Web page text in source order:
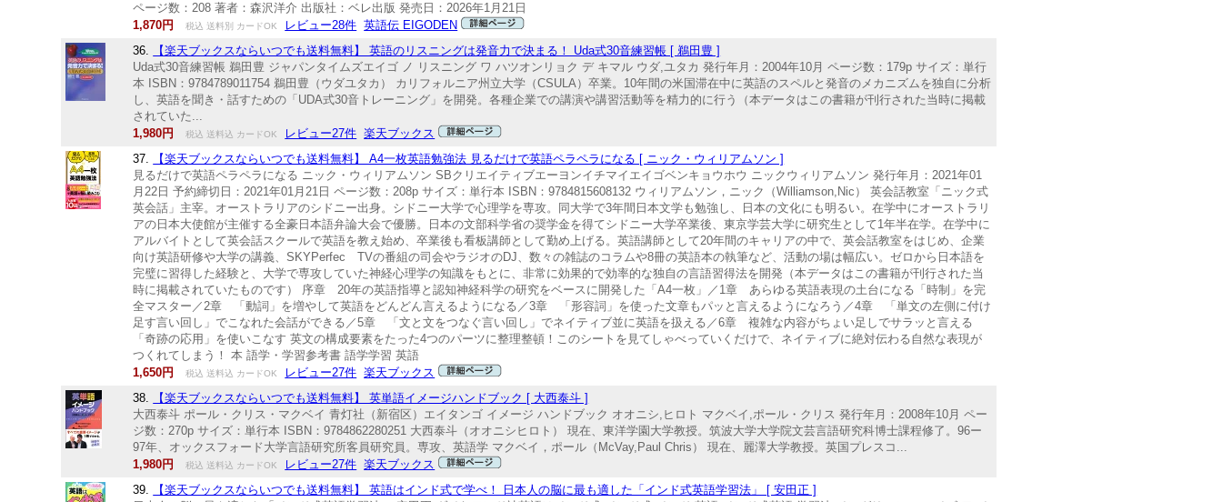
ページ数：208 著者：森沢洋介 出版社：ベレ出版 発売日：2026年1月21日
1,870円
税込 送料別 カードOK レビュー28件 英語伝 EIGODEN
36.
【楽天ブックスならいつでも送料無料】 英語のリスニングは発音力で決まる！ Uda式30音練習帳 [ 鵜田豊 ]
Uda式30音練習帳 鵜田豊 ジャパンタイムズエイゴ ノ リスニング ワ ハツオンリョク デ キマル ウダ,ユタカ 発行年月：2004年10月 ページ数：179p サイズ：単行
本 ISBN：9784789011754 鵜田豊（ウダユタカ） カリフォルニア州立大学（CSULA）卒業。10年間の米国滞在中に英語のスペルと発音のメカニズムを独自に分析
し、英語を聞き・話すための「UDA式30音トレーニング」を開発。各種企業での講演や講習活動等を精力的に行う（本データはこの書籍が刊行された当時に掲載
されていた...
1,980円
税込 送料込 カードOK レビュー27件 楽天ブックス
37.
【楽天ブックスならいつでも送料無料】 A4一枚英語勉強法 見るだけで英語ペラペラになる [ ニック・ウィリアムソン ]
見るだけで英語ペラペラになる ニック・ウィリアムソン SBクリエイティブエーヨンイチマイエイゴベンキョウホウ ニックウィリアムソン 発行年月：2021年01
月22日 予約締切日：2021年01月21日 ページ数：208p サイズ：単行本 ISBN：9784815608132 ウィリアムソン，ニック（Williamson,Nic） 英会話教室「ニック式
英会話」主宰。オーストラリアのシドニー出身。シドニー大学で心理学を専攻。同大学で3年間日本文学も勉強し、日本の文化にも明るい。在学中にオーストラリ
アの日本大使館が主催する全豪日本語弁論大会で優勝。日本の文部科学省の奨学金を得てシドニー大学卒業後、東京学芸大学に研究生として1年半在学。在学中に
アルバイトとして英会話スクールで英語を教え始め、卒業後も看板講師として勤め上げる。英語講師として20年間のキャリアの中で、英会話教室をはじめ、企業
向け英語研修や大学の講義、SKYPerfec TVの番組の司会やラジオのDJ、数々の雑誌のコラムや8冊の英語本の執筆など、活動の場は幅広い。ゼロから日本語を
完璧に習得した経験と、大学で専攻していた神経心理学の知識をもとに、非常に効果的で効率的な独自の言語習得法を開発（本データはこの書籍が刊行された当
時に掲載されていたものです） 序章 20年の英語指導と認知神経科学の研究をベースに開発した「A4一枚」／1章 あらゆる英語表現の土台になる「時制」を完
全マスター／2章 「動詞」を増やして英語をどんどん言えるようになる／3章 「形容詞」を使った文章もパッと言えるようになろう／4章 「単文の左側に付け
足す言い回し」でこなれた会話ができる／5章 「文と文をつなぐ言い回し」でネイティブ並に英語を扱える／6章 複雑な内容がちょい足しでサラッと言える
「奇跡の応用」を使いこなす 英文の構成要素をたった4つのパーツに整理整頓！このシートを見てしゃべっていくだけで、ネイティブに絶対伝わる自然な表現が
つくれてしまう！ 本 語学・学習参考書 語学学習 英語
1,650円
税込 送料込 カードOK レビュー27件 楽天ブックス
38.
【楽天ブックスならいつでも送料無料】 英単語イメージハンドブック [ 大西泰斗 ]
大西泰斗 ポール・クリス・マクベイ 青灯社（新宿区）エイタンゴ イメージ ハンドブック オオニシ,ヒロト マクベイ,ポール・クリス 発行年月：2008年10月 ペー
ジ数：270p サイズ：単行本 ISBN：9784862280251 大西泰斗（オオニシヒロト） 現在、東洋学園大学教授。筑波大学大学院文芸言語研究科博士課程修了。96ー
97年、オックスフォード大学言語研究所客員研究員。専攻、英語学 マクベイ，ポール（McVay,Paul Chris） 現在、麗澤大学教授。英国プレスコ...
1,980円
税込 送料込 カードOK レビュー27件 楽天ブックス
39.
【楽天ブックスならいつでも送料無料】 英語はインド式で学べ！ 日本人の脳に最も適した「インド式英語学習法」 [ 安田正 ]